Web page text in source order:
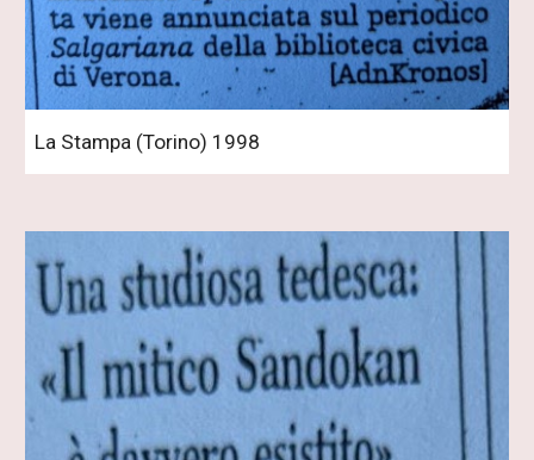
La Stampa (Torino) 1998